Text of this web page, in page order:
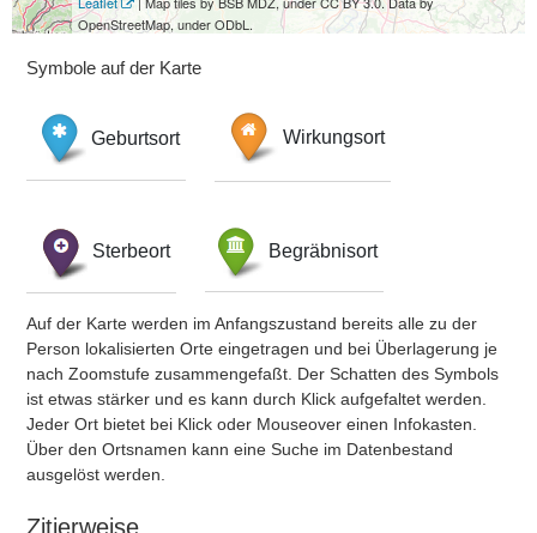
OpenStreetMap, under ODbL.
Symbole auf der Karte
Geburtsort Wirkungsort
Sterbeort Begräbnisort
Auf der Karte werden im Anfangszustand bereits alle zu der
Person lokalisierten Orte eingetragen und bei Überlagerung je
nach Zoomstufe zusammengefaßt. Der Schatten des Symbols
ist etwas stärker und es kann durch Klick aufgefaltet werden.
Jeder Ort bietet bei Klick oder Mouseover einen Infokasten.
Über den Ortsnamen kann eine Suche im Datenbestand
ausgelöst werden.
Zitierweise